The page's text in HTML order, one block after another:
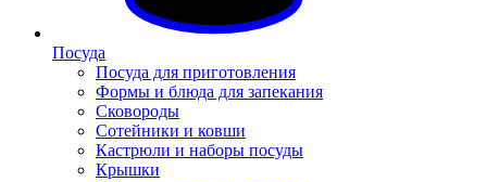
Посуда
Посуда для приготовления
Формы и блюда для запекания
Сковороды
Сотейники и ковши
Кастрюли и наборы посуды
Крышки